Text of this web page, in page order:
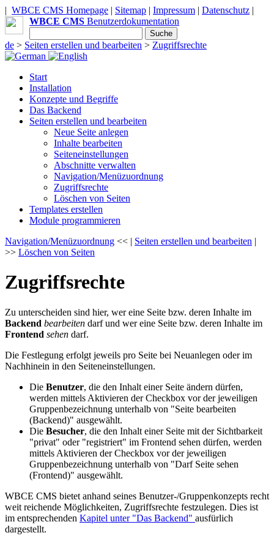
| WBCE CMS Homepage | Sitemap | Impressum | Datenschutz |
WBCE CMS Benutzerdokumentation
de > Seiten erstellen und bearbeiten > Zugriffsrechte
Start
Installation
Konzepte und Begriffe
Das Backend
Seiten erstellen und bearbeiten
Neue Seite anlegen
Inhalte bearbeiten
Seiteneinstellungen
Abschnitte verwalten
Navigation/Menüzuordnung
Zugriffsrechte
Löschen von Seiten
Templates erstellen
Module programmieren
Navigation/Menüzuordnung << | Seiten erstellen und bearbeiten |
>> Löschen von Seiten
Zugriffsrechte
Zu unterscheiden sind hier, wer eine Seite bzw. deren Inhalte im
Backend bearbeiten darf und wer eine Seite bzw. deren Inhalte im
Frontend sehen darf.
Die Festlegung erfolgt jeweils pro Seite bei Neuanlegen oder im
Nachhinein in den Seiteneinstellungen.
Die Benutzer, die den Inhalt einer Seite ändern dürfen,
werden mittels Aktivieren der Checkbox vor der jeweiligen
Gruppenbezeichnung unterhalb von "Seite bearbeiten
(Backend)" ausgewählt.
Die Besucher, die den Inhalt einer Seite mit der Sichtbarkeit
"privat" oder "registriert" im Frontend sehen dürfen, werden
mittels Aktivieren der Checkbox vor der jeweiligen
Gruppenbezeichnung unterhalb von "Darf Seite sehen
(Frontend)" ausgewählt.
WBCE CMS bietet anhand seines Benutzer-/Gruppenkonzepts recht
weit reichende Möglichkeiten, Zugriffsrechte festzulegen. Dies ist
im entsprechenden Kapitel unter "Das Backend" ausfürlich
dargestellt.